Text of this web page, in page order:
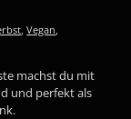
,Vegan
machst du mit
und perfekt als